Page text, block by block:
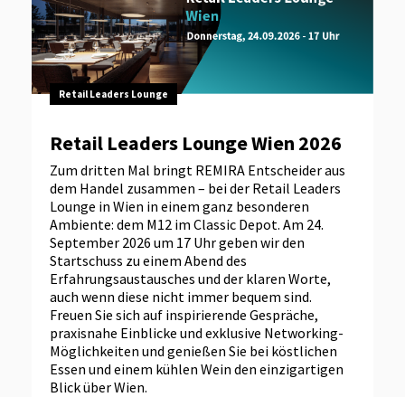
Retail Leaders Lounge
Retail Leaders Lounge Wien 2026
Zum dritten Mal bringt REMIRA Entscheider aus
dem Handel zusammen – bei der Retail Leaders
Lounge in Wien in einem ganz besonderen
Ambiente: dem M12 im Classic Depot. Am 24.
September 2026 um 17 Uhr geben wir den
Startschuss zu einem Abend des
Erfahrungsaustausches und der klaren Worte,
auch wenn diese nicht immer bequem sind.
Freuen Sie sich auf inspirierende Gespräche,
praxisnahe Einblicke und exklusive Networking-
Möglichkeiten und genießen Sie bei köstlichen
Essen und einem kühlen Wein den einzigartigen
Blick über Wien.